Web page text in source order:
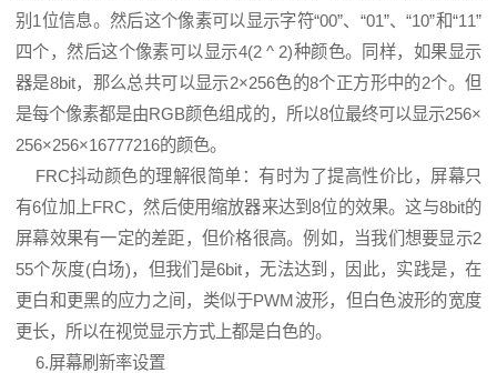
别1位信息。然后这个像素可以显示字符“00”、“01”、“10”和“11”
四个，然后这个像素可以显示4(2 ^ 2)种颜色。同样，如果显示
器是8bit，那么总共可以显示2×256色的8个正方形中的2个。但
是每个像素都是由RGB颜色组成的，所以8位最终可以显示256×
256×256×16777216的颜色。
FRC抖动颜色的理解很简单：有时为了提高性价比，屏幕只
有6位加上FRC，然后使用缩放器来达到8位的效果。这与8bit的
屏幕效果有一定的差距，但价格很高。例如，当我们想要显示2
55个灰度(白场)，但我们是6bit，无法达到，因此，实践是，在
更白和更黑的应力之间，类似于PWM波形，但白色波形的宽度
更长，所以在视觉显示方式上都是白色的。
6.屏幕刷新率设置